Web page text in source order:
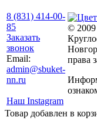
8 (831) 414-00-
85
Заказать
звонок
Email:
admin@sbuket-
nn.ru
Наш Instagram
© 2009
права
Товар добавлен в